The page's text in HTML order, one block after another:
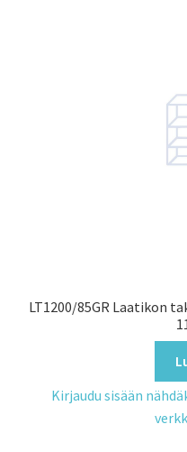
LT1200/85GR Laatikon
Kirjaudu sisään